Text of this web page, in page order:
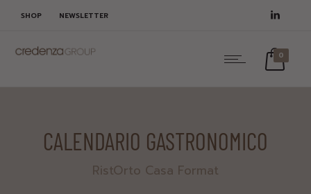
SHOP NEWSLETTER
0
CALENDARIO GASTRONOMICO
RistOrto Casa Format